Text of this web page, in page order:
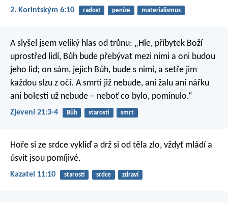
2. Korintským 6:10 radost peníze materialismus
A slyšel jsem veliký hlas od trůnu: „Hle, příbytek Boží
uprostřed lidí, Bůh bude přebývat mezi nimi a oni budou
jeho lid; on sám, jejich Bůh, bude s nimi, a setře jim
každou slzu z očí. A smrti již nebude, ani žalu ani nářku
ani bolesti už nebude – neboť co bylo, pominulo.“
Zjevení 21:3-4 Bůh starosti smrt
Hoře si ze srdce vykliďa drž si od těla zlo, vždyť mládí a
úsvit jsou pomíjivé.
Kazatel 11:10 starosti srdce zdraví